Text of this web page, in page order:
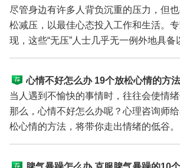
尽管身边有许多人背负沉重的压力，但
松减压，以最佳心态投入工作和生活。
现，这些“无压”人士几乎无一例外地具备
征： 一、...
心情不好怎么办 19个放松心情的方法
当人遇到不愉快的事情时，往往会使情绪
那么，心情不好怎么办呢？心理咨询师
松心情的方法，将带你走出情绪的低谷
的情绪是-微...